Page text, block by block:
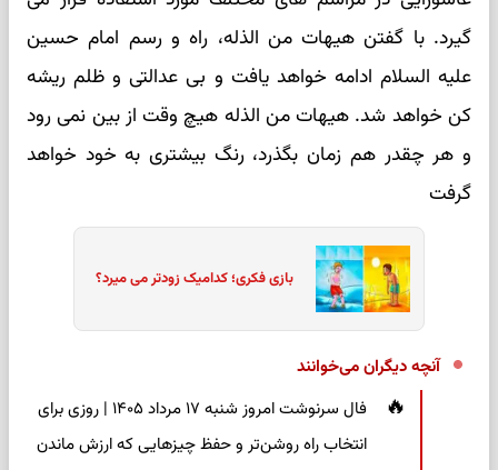
گیرد. با گفتن هیهات من الذله، راه و رسم امام حسین
علیه السلام ادامه خواهد یافت و بی عدالتی و ظلم ریشه
کن خواهد شد. هیهات من الذله هیچ وقت از بین نمی رود
و هر چقدر هم زمان بگذرد، رنگ بیشتری به خود خواهد
گرفت
بازی فکری؛ کدامیک زودتر می میرد؟
آنچه دیگران می‌خوانند
فال سرنوشت امروز شنبه ۱۷ مرداد ۱۴۰۵ | روزی برای
انتخاب راه روشن‌تر و حفظ چیزهایی که ارزش ماندن